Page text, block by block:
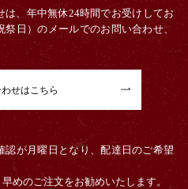
、年中無休24時間でお受けしてお
日）のメールでのお問い合わせ、
せはこちら
が月曜日となり、配達日のご希望
めのご注文をお勧めいたします。